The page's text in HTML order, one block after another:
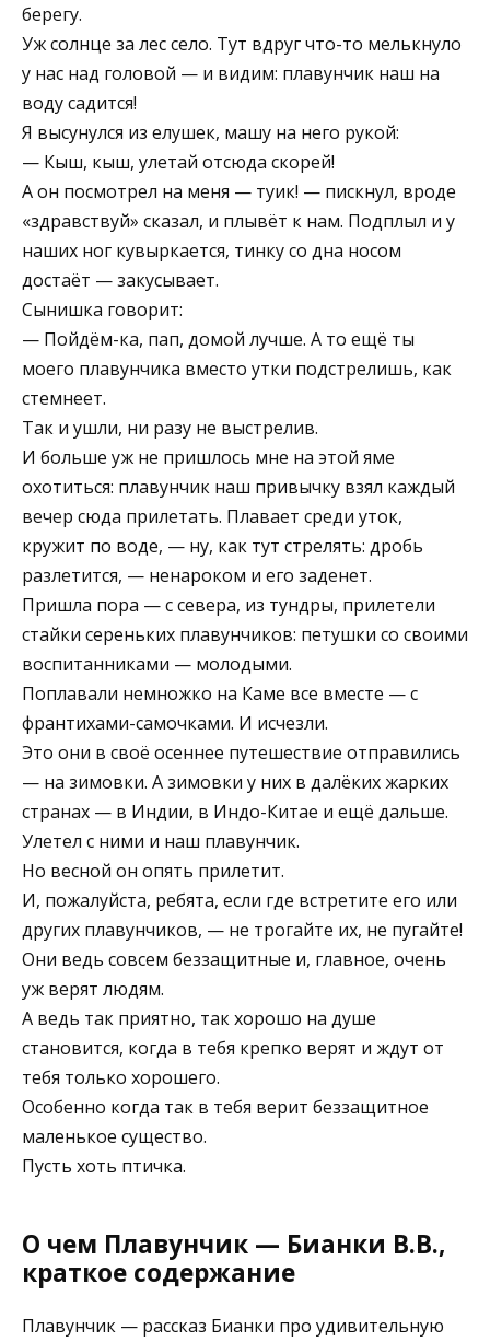
берегу.
Уж солнце за лес село. Тут вдруг что-то мелькнуло
у нас над головой — и видим: плавунчик наш на
воду садится!
Я высунулся из елушек, машу на него рукой:
— Кыш, кыш, улетай отсюда скорей!
А он посмотрел на меня — туик! — пискнул, вроде
«здравствуй» сказал, и плывёт к нам. Подплыл и у
наших ног кувыркается, тинку со дна носом
достаёт — закусывает.
Сынишка говорит:
— Пойдём-ка, пап, домой лучше. А то ещё ты
моего плавунчика вместо утки подстрелишь, как
стемнеет.
Так и ушли, ни разу не выстрелив.
И больше уж не пришлось мне на этой яме
охотиться: плавунчик наш привычку взял каждый
вечер сюда прилетать. Плавает среди уток,
кружит по воде, — ну, как тут стрелять: дробь
разлетится, — ненароком и его заденет.
Пришла пора — с севера, из тундры, прилетели
стайки сереньких плавунчиков: петушки со своими
воспитанниками — молодыми.
Поплавали немножко на Каме все вместе — с
франтихами-самочками. И исчезли.
Это они в своё осеннее путешествие отправились
— на зимовки. А зимовки у них в далёких жарких
странах — в Индии, в Индо-Китае и ещё дальше.
Улетел с ними и наш плавунчик.
Но весной он опять прилетит.
И, пожалуйста, ребята, если где встретите его или
других плавунчиков, — не трогайте их, не пугайте!
Они ведь совсем беззащитные и, главное, очень
уж верят людям.
А ведь так приятно, так хорошо на душе
становится, когда в тебя крепко верят и ждут от
тебя только хорошего.
Особенно когда так в тебя верит беззащитное
маленькое существо.
Пусть хоть птичка.
О чем Плавунчик — Бианки В.В.,
краткое содержание
Плавунчик — рассказ Бианки про удивительную